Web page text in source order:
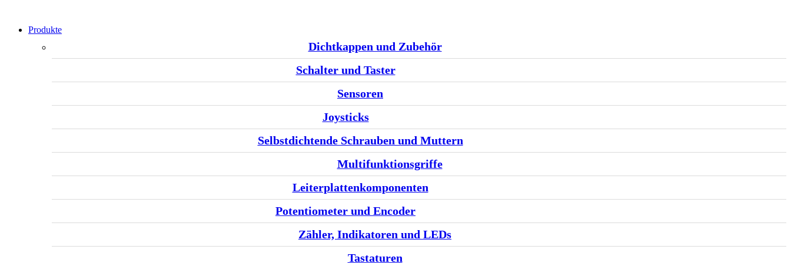
Produkte
Dichtkappen und Zubehör
Schalter und Taster
Sensoren
Joysticks
Selbstdichtende Schrauben und Muttern
Multifunktionsgriffe
Leiterplattenkomponenten
Potentiometer und Encoder
Zähler, Indikatoren und LEDs
Tastaturen